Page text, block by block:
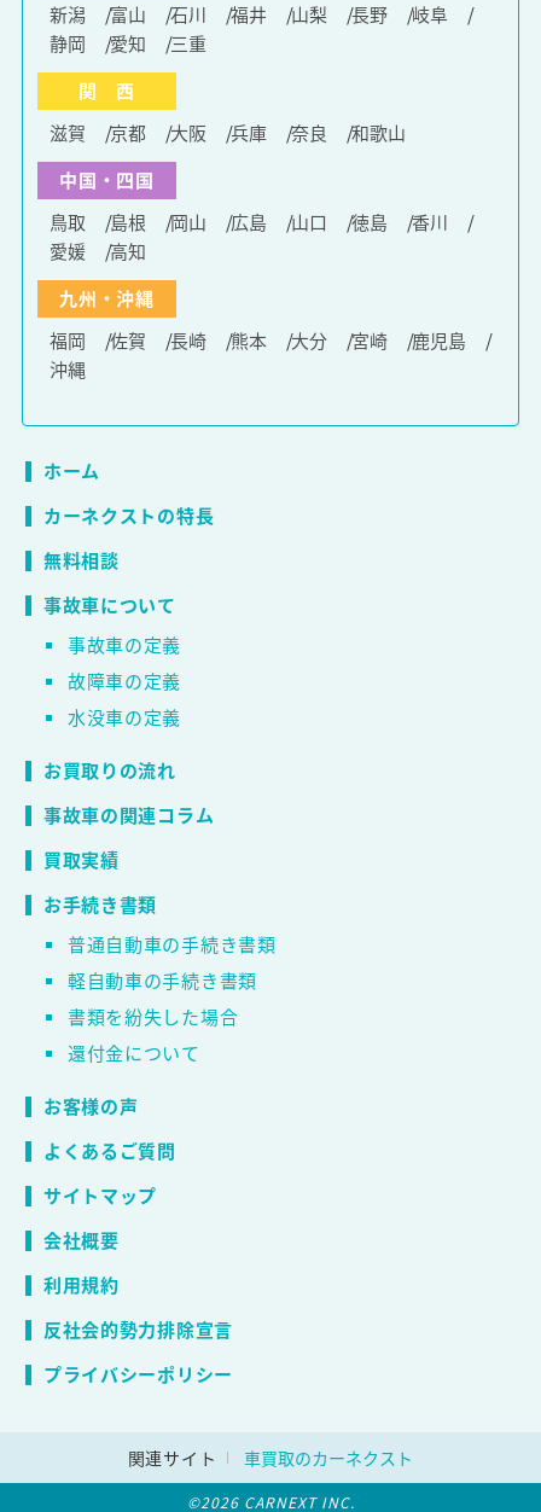
新潟
富山 石川 福井 山梨 長野
岐阜
静岡
愛知
三重
関 西
滋賀
京都 大阪 兵庫 奈良
和歌山
中国・四国
鳥取
島根 岡山 広島 山口 徳島
香川
愛媛
高知
九州・沖縄
福岡
佐賀 長崎 熊本 大分 宮崎
鹿児島
沖縄
ホーム
カーネクストの特長
無料相談
事故車について
事故車の定義
故障車の定義
水没車の定義
お買取りの流れ
事故車の関連コラム
買取実績
お手続き書類
普通自動車の手続き書類
軽自動車の手続き書類
書類を紛失した場合
還付金について
お客様の声
よくあるご質問
サイトマップ
会社概要
利用規約
反社会的勢力排除宣言
プライバシーポリシー
関連サイト 車買取のカーネクスト
©2026 CARNEXT INC.